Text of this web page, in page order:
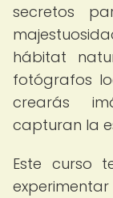
secretos
hábitat
fotógrafos
crearás
capturan la
Este curso